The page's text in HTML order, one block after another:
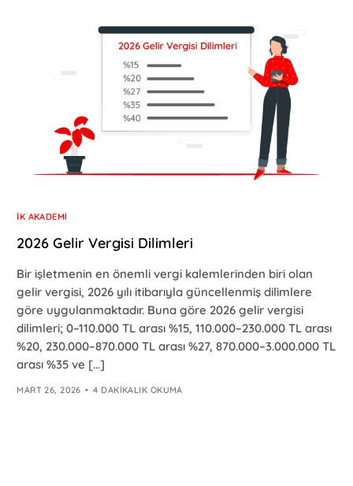
İK AKADEMI
2026 Gelir Vergisi Dilimleri
Bir işletmenin en önemli vergi kalemlerinden biri olan
gelir vergisi, 2026 yılı itibarıyla güncellenmiş dilimlere
göre uygulanmaktadır. Buna göre 2026 gelir vergisi
dilimleri; 0–110.000 TL arası %15, 110.000–230.000 TL arası
%20, 230.000–870.000 TL arası %27, 870.000–3.000.000 TL
arası %35 ve […]
MART 26, 2026 4 DAKIKALIK OKUMA